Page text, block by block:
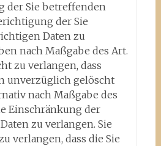
der Sie betreffenden
der Sie
Daten zu
nach Maßgabe des Art.
zu verlangen, dass
unverzüglich gelöscht
nach Maßgabe des
Einschränkung der
zu verlangen. Sie
verlangen, dass die Sie